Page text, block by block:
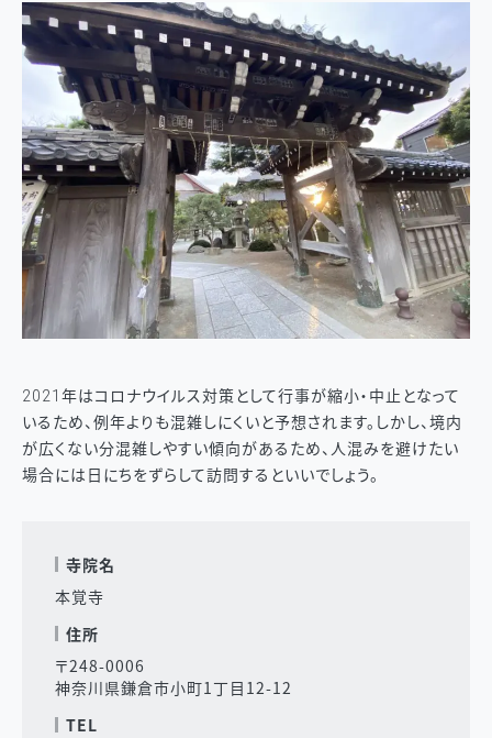
2021年はコロナウイルス対策として行事が縮小・中止となって
いるため、例年よりも混雑しにくいと予想されます。しかし、境内
が広くない分混雑しやすい傾向があるため、人混みを避けたい
場合には日にちをずらして訪問するといいでしょう。
寺院名
本覚寺
住所
〒248-0006
神奈川県鎌倉市小町1丁目12-12
TEL